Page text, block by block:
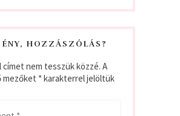
HOZZÁSZÓLÁS?
címet nem tesszük közzé. A
mezőket *karakterrel jelöltük